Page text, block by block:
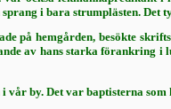
sprang i bara strump­lästen.
på hemgården, besökte
av hans starka
i vår by. Det var baptisterna